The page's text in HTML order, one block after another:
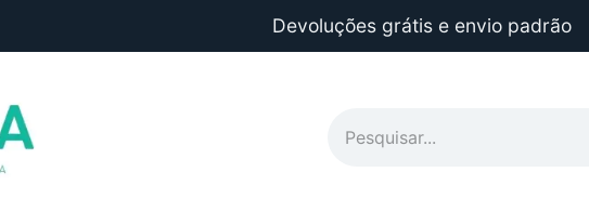
Devoluções grátis e envio padrão